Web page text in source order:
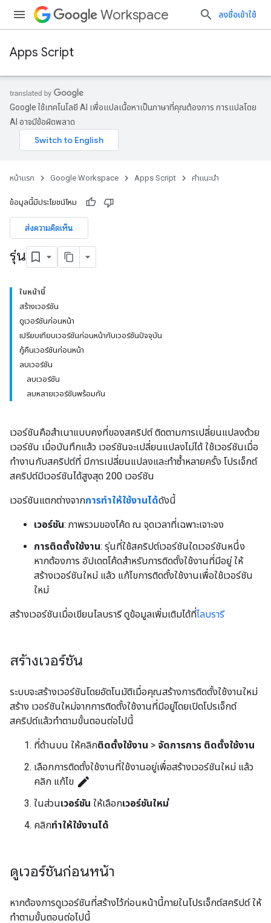
Workspace ลงชื่อเข้าใช้
Apps Script
Google ใช้เทคโนโลยี AI เพื่อแปลเนื้อหาเป็นภาษาที่คุณต้องการ การแปลโดย
AI อาจมีข้อผิดพลาด
หน้าแรก Google Workspace Apps Script คำแนะนำ
ข้อมูลนี้มีประโยชน์ไหม
ส่งความคิดเห็น
รุ่น
ในหน้านี้
สร้างเวอร์ชัน
ดูเวอร์ชันก่อนหน้า
เปรียบเทียบเวอร์ชันก่อนหน้ากับเวอร์ชันปัจจุบัน
กู้คืนเวอร์ชันก่อนหน้า
ลบเวอร์ชัน
ลบเวอร์ชัน
ลบหลายเวอร์ชันพร้อมกัน
เวอร์ชันคือสำเนาแบบคงที่ของสคริปต์ ติดตามการเปลี่ยนแปลงด้วย
เวอร์ชัน เมื่อบันทึกแล้ว เวอร์ชันจะเปลี่ยนแปลงไม่ได้ ใช้เวอร์ชันเมื่อ
ทำงานกับสคริปต์ที่ มีการเปลี่ยนแปลงและทำซ้ำหลายครั้ง โปรเจ็กต์
สคริปต์มีเวอร์ชันได้สูงสุด 200 เวอร์ชัน
เวอร์ชันแตกต่างจากการทำให้ใช้งานได้ดังนี้
เวอร์ชัน: ภาพรวมของโค้ด ณ จุดเวลาที่เฉพาะเจาะจง
การติดตั้งใช้งาน: รุ่นที่ใช้สคริปต์เวอร์ชันใดเวอร์ชันหนึ่ง
หากต้องการ อัปเดตโค้ดสำหรับการติดตั้งใช้งานที่มีอยู่ ให้
สร้างเวอร์ชันใหม่ แล้ว แก้ไขการติดตั้งใช้งานเพื่อใช้เวอร์ชัน
ใหม่
สร้างเวอร์ชันเมื่อเขียนไลบรารี ดูข้อมูลเพิ่มเติมได้ที่ไลบรารี
สร้างเวอร์ชัน
ระบบจะสร้างเวอร์ชันโดยอัตโนมัติเมื่อคุณสร้างการติดตั้งใช้งานใหม่
สร้าง เวอร์ชันใหม่จากการติดตั้งใช้งานที่มีอยู่โดยเปิดโปรเจ็กต์
สคริปต์แล้วทำตามขั้นตอนต่อไปนี้
ที่ด้านบน ให้คลิกติดตั้งใช้งาน > จัดการการ ติดตั้งใช้งาน
เลือกการติดตั้งใช้งานที่ใช้งานอยู่เพื่อสร้างเวอร์ชันใหม่ แล้ว
คลิก แก้ไข edit
ในส่วนเวอร์ชัน ให้เลือกเวอร์ชันใหม่
คลิกทำให้ใช้งานได้
ดูเวอร์ชันก่อนหน้า
หากต้องการดูเวอร์ชันที่สร้างไว้ก่อนหน้านี้ภายในโปรเจ็กต์สคริปต์ ให้
ทำตามขั้นตอนต่อไปนี้